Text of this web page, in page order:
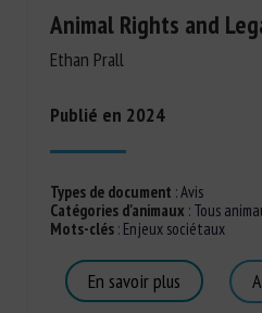
Animal Rights and
Ethan Prall
Publié en 2024
Types de document :Avis
Catégories d'animaux : Tous
Mots-clés: Enjeux sociétaux
En savoir plus